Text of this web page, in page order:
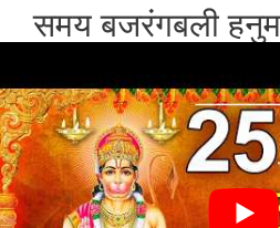
समय बजरंगबली
आरती (
के लिए बहुत ही उत्तम